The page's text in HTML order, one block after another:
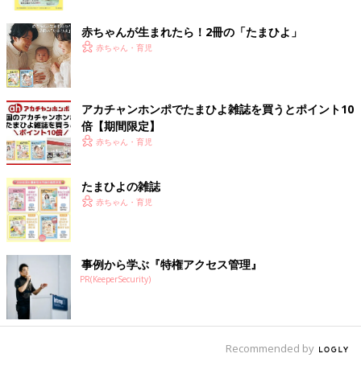
赤ちゃんが生まれたら！2冊の「たまひよ」
赤ちゃん・育児
アカチャンホンポでたまひよ雑誌を買うとポイント10
倍【期間限定】
赤ちゃん・育児
たまひよの雑誌
赤ちゃん・育児
事例から学ぶ『特権アクセス管理』
PR(KeeperSecurity)
Recommended by